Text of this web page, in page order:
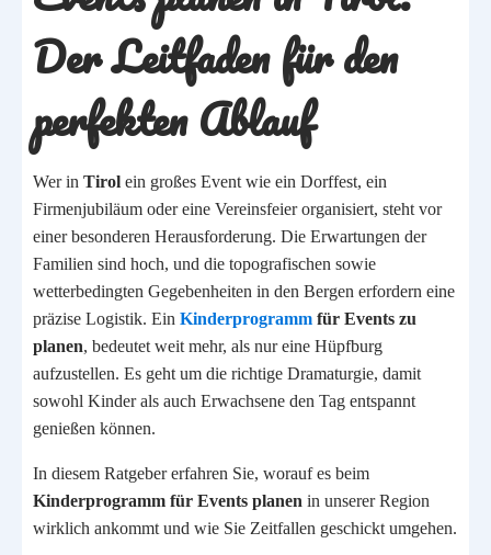
Der Leitfaden für den
perfekten Ablauf
Wer in Tirol ein großes Event wie ein Dorffest, ein
Firmenjubiläum oder eine Vereinsfeier organisiert, steht vor
einer besonderen Herausforderung. Die Erwartungen der
Familien sind hoch, und die topografischen sowie
wetterbedingten Gegebenheiten in den Bergen erfordern eine
präzise Logistik. Ein Kinderprogramm für Events zu
planen, bedeutet weit mehr, als nur eine Hüpfburg
aufzustellen. Es geht um die richtige Dramaturgie, damit
sowohl Kinder als auch Erwachsene den Tag entspannt
genießen können.
In diesem Ratgeber erfahren Sie, worauf es beim
Kinderprogramm für Events planen in unserer Region
wirklich ankommt und wie Sie Zeitfallen geschickt umgehen.